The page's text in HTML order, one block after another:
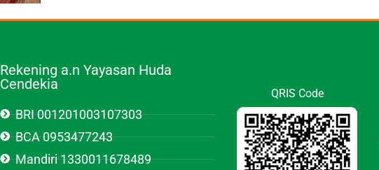
Rekening a.n Yayasan Huda
Cendekia
BRI 001201003107303
BCA 0953477243
Mandiri 1330011678489
QRIS Code